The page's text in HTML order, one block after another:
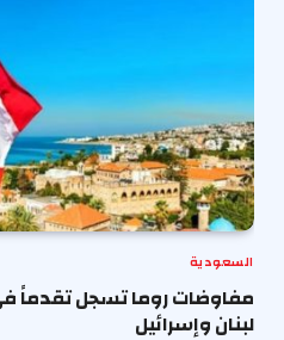
السعودية
مفاوضات روما تسجل تقدماً في
لبنان وإسرائيل